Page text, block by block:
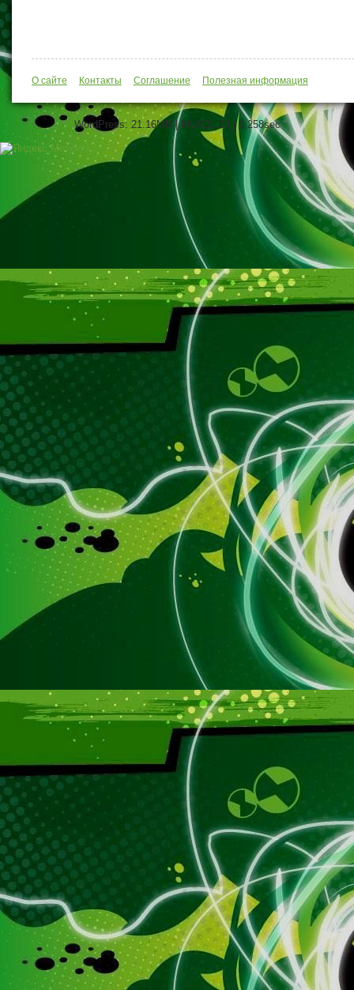
О сайте Контакты Соглашение Полезная информация
WordPress: 21.16MB | MySQL:33 | 0,258sec